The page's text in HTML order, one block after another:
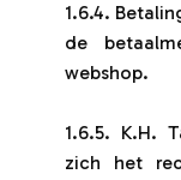
1.6.4.
de
webshop.
1.6.5. K.H.
zich het